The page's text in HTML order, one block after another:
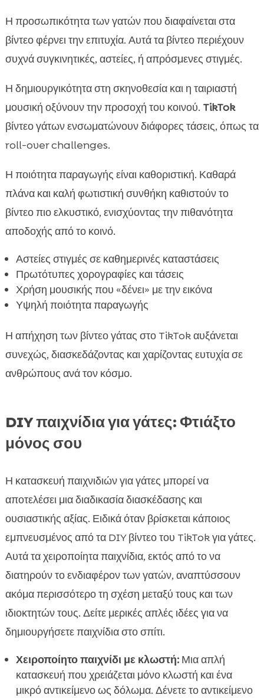
Η προσωπικότητα των γατών που διαφαίνεται στα
βίντεο φέρνει την επιτυχία. Αυτά τα βίντεο περιέχουν
συχνά συγκινητικές, αστείες, ή απρόσμενες στιγμές.
Η δημιουργικότητα στη σκηνοθεσία και η ταιριαστή
μουσική οξύνουν την προσοχή του κοινού. TikTok
βίντεο γάτων ενσωματώνουν διάφορες τάσεις, όπως τα
roll-over challenges.
Η ποιότητα παραγωγής είναι καθοριστική. Καθαρά
πλάνα και καλή φωτιστική συνθήκη καθιστούν το
βίντεο πιο ελκυστικό, ενισχύοντας την πιθανότητα
αποδοχής από το κοινό.
Αστείες στιγμές σε καθημερινές καταστάσεις
Πρωτότυπες χορογραφίες και τάσεις
Χρήση μουσικής που «δένει» με την εικόνα
Υψηλή ποιότητα παραγωγής
Η απήχηση των βίντεο γάτας στο TikTok αυξάνεται
συνεχώς, διασκεδάζοντας και χαρίζοντας ευτυχία σε
ανθρώπους ανά τον κόσμο.
DIY παιχνίδια για γάτες: Φτιάξτο
μόνος σου
Η κατασκευή παιχνιδιών για γάτες μπορεί να
αποτελέσει μια διαδικασία διασκέδασης και
ουσιαστικής αξίας. Ειδικά όταν βρίσκεται κάποιος
εμπνευσμένος από τα DIY βίντεο του TikTok για γάτες.
Αυτά τα χειροποίητα παιχνίδια, εκτός από το να
διατηρούν το ενδιαφέρον των γατών, αναπτύσσουν
ακόμα περισσότερο τη σχέση μεταξύ τους και των
ιδιοκτητών τους. Δείτε μερικές απλές ιδέες για να
δημιουργήσετε παιχνίδια στο σπίτι.
Χειροποίητο παιχνίδι με κλωστή:Μια απλή
κατασκευή που χρειάζεται μόνο κλωστή και ένα
μικρό αντικείμενο ως δόλωμα. Δένετε το αντικείμενο